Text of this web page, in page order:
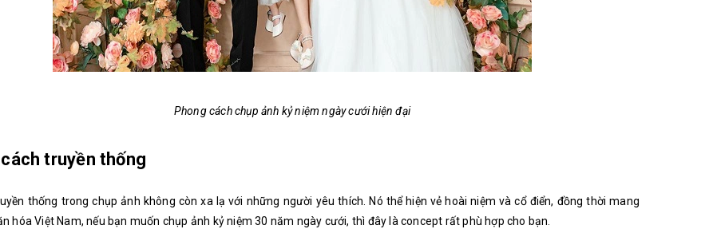
Phong cách chụp ảnh kỷ niệm ngày cưới hiện đại
truyền thống
thống trong chụp ảnh không còn xa lạ với những người yêu thích. Nó thể hiện vẻ hoài niệm và cổ điển, đồng thời mang
hóa Việt Nam, nếu bạn muốn chụp ảnh kỷ niệm 30 năm ngày cưới, thì đây là concept rất phù hợp cho bạn.